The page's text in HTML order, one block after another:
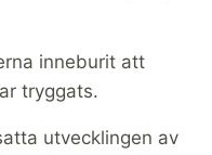
inneburit att
tryggats.
utvecklingen av